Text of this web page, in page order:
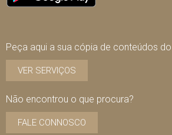
Peça aqui a sua cópia de conteúdos do
VER SERVIÇOS
Não encontrou o que procura?
FALE CONNOSCO